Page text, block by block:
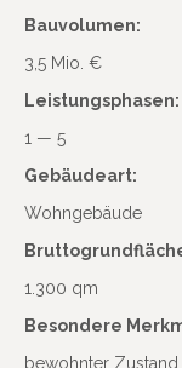
Bauvo­lumen:
3,5 Mio. €
Leis­tungs­phasen:
1 — 5
Gebäu­deart:
Wohn­ge­bäude
1.300 qm
Beson­dere
bewohnter Zustand